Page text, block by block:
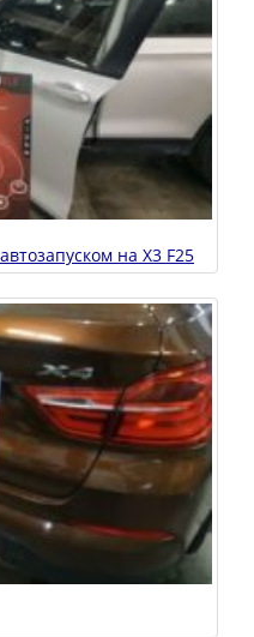
на X3 F25